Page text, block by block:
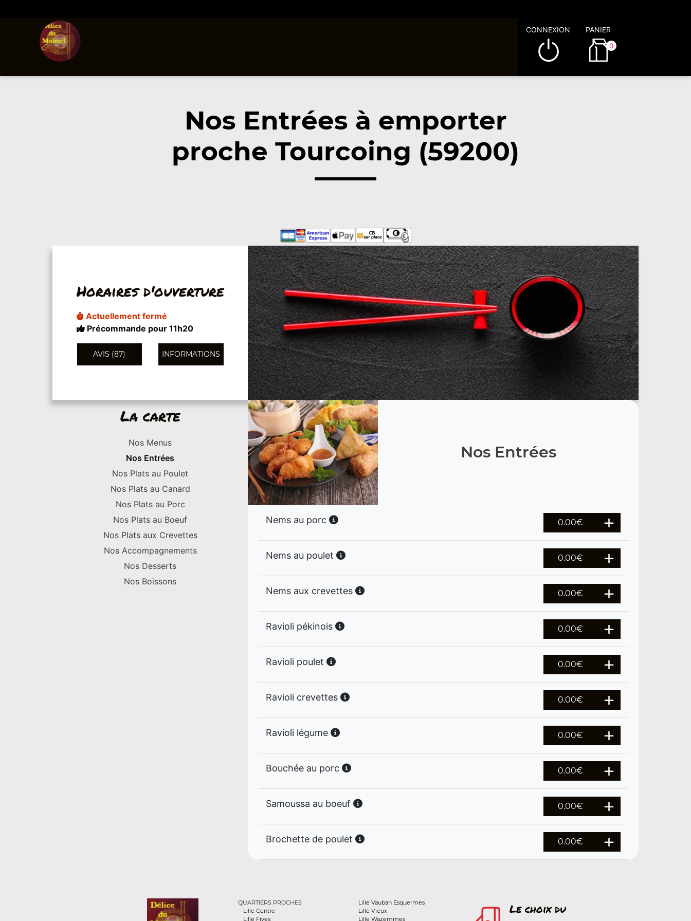
CONNEXION PANIER
0
Nos Entrées à emporter
proche Tourcoing (59200)
Horaires d'ouverture
Actuellement fermé
Précommande pour 11h20
AVIS (87) INFORMATIONS
La carte
Nos Menus
Nos Entrées
Nos Plats au Poulet
Nos Plats au Canard
Nos Plats au Porc
Nos Plats au Boeuf
Nos Plats aux Crevettes
Nos Accompagnements
Nos Desserts
Nos Boissons
Nos Entrées
Nems au porc 0.00€
Nems au poulet 0.00€
Nems aux crevettes 0.00€
Ravioli pékinois 0.00€
Ravioli poulet 0.00€
Ravioli crevettes 0.00€
Ravioli légume 0.00€
Bouchée au porc 0.00€
Samoussa au boeuf 0.00€
Brochette de poulet 0.00€
QUARTIERS PROCHES
Lille Centre
Lille Fives
Lille Vauban Esquermes
Lille Vieux
Lille Wazemmes
Le choix du